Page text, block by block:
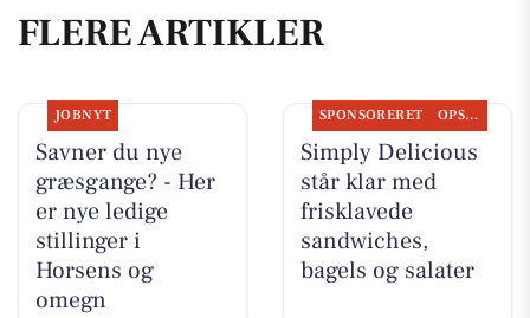
FLERE ARTIKLER
JOBNYT
Savner du nye
græsgange? - Her
er nye ledige
stillinger i
Horsens og
omegn
SPONSORERET OPSLAGSTAVLEN
Simply Delicious
står klar med
frisklavede
sandwiches,
bagels og salater